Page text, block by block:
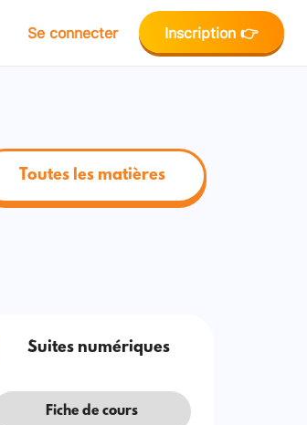
Se connecter Inscription 👉
Toutes les matières
Suites numériques
Fiche de cours